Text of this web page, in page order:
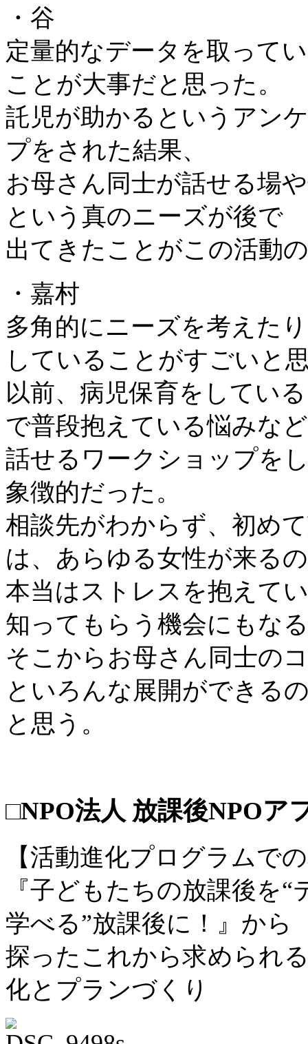
・谷
定量的なデータを取って
ことが大事だと思った。
託児が助かるというアン
プをされた結果、
お母さん同士が話せる場
という真のニーズが後で
出てきたことがこの活動
・嘉村
多角的にニーズを考えた
していることがすごいと
以前、病児保育をしてい
で普段抱えている悩みな
話せるワークショップを
象徴的だった。
相談先がわからず、初め
は、あらゆる女性が来る
本当はストレスを抱えて
知ってもらう機会にもな
そこからお母さん同士の
といろんな展開ができる
と思う。
□NPO法人 放課後NPOア
【活動進化プログラムで
『子どもたちの放課後を
学べる”放課後に！』から
探ったこれから求められ
化とプランづくり